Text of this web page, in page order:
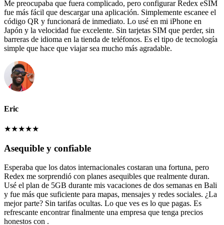
Me preocupaba que fuera complicado, pero configurar Redex eSIM
fue más fácil que descargar una aplicación. Simplemente escanee el
código QR y funcionará de inmediato. Lo usé en mi iPhone en
Japón y la velocidad fue excelente. Sin tarjetas SIM que perder, sin
barreras de idioma en la tienda de teléfonos. Es el tipo de tecnología
simple que hace que viajar sea mucho más agradable.
Eric
★★★★★
Asequible y confiable
Esperaba que los datos internacionales costaran una fortuna, pero
Redex me sorprendió con planes asequibles que realmente duran.
Usé el plan de 5GB durante mis vacaciones de dos semanas en Bali
y fue más que suficiente para mapas, mensajes y redes sociales. ¿La
mejor parte? Sin tarifas ocultas. Lo que ves es lo que pagas. Es
refrescante encontrar finalmente una empresa que tenga precios
honestos con .